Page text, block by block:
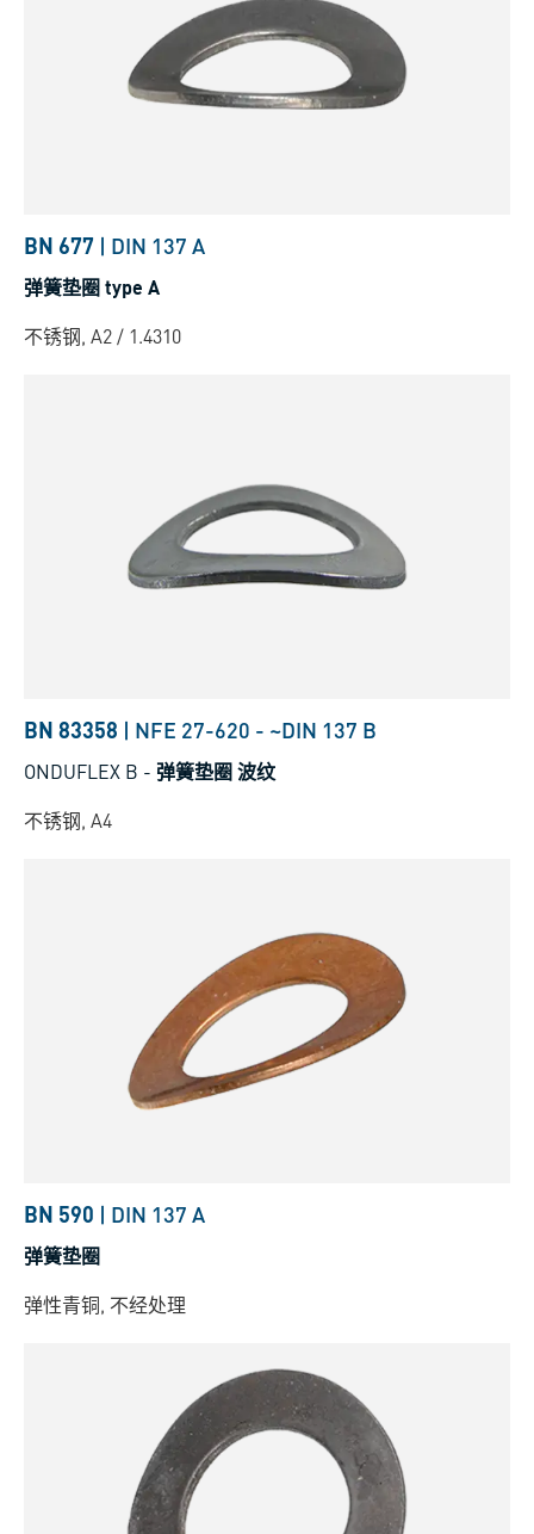
BN 677 | DIN 137 A
弹簧垫圈 type A
不锈钢, A2 / 1.4310
BN 83358 | NFE 27-620 - ~DIN 137 B
ONDUFLEX B - 弹簧垫圈 波纹
不锈钢, A4
BN 590 | DIN 137 A
弹簧垫圈
弹性青铜, 不经处理